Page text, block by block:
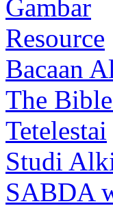
Gambar
Resource
Bacaan
The
Tetelestai
Studi
SABDA